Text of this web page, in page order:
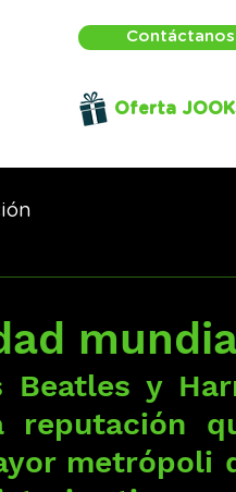
Contáctanos
Oferta
Beatles y
reputación
metrópoli